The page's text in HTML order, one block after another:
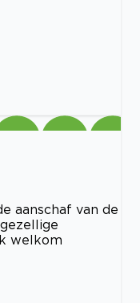
aanschaf van de
welkom